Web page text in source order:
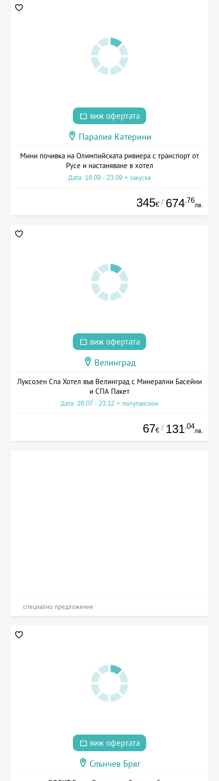
виж офертата
Паралия Катерини
Мини почивка на Олимпийската ривиера с транспорт от
Русе и настаняване в хотел
Дата: 18.09 - 23.09 + закуска
345€ / 674.76
лв.
виж офертата
Велинград
Луксозен Спа Хотел във Велинград с Минерални Басейни
и СПА Пакет
Дата: 28.07 - 23.12 + полупансион
67€ / 131.04
лв.
специално предложение
виж офертата
Слънчев Бряг